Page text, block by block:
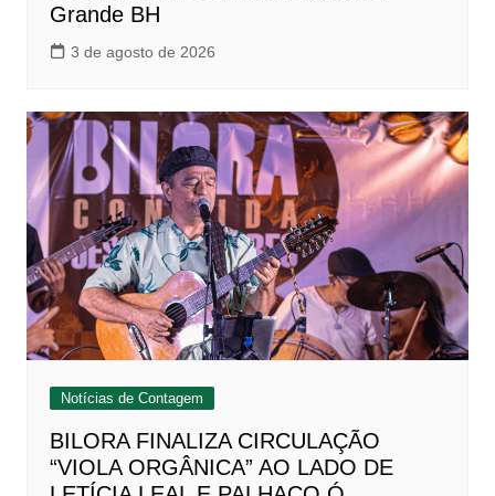
Grande BH
3 de agosto de 2026
Notícias de Contagem
BILORA FINALIZA CIRCULAÇÃO
“VIOLA ORGÂNICA” AO LADO DE